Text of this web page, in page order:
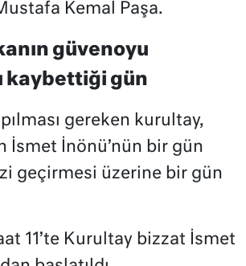
Kemal Paşa.
güvenoyu
kaybettiği gün
gereken kurultay,
İsmet İnönü’nün bir gün
geçirmesi üzerine bir gün
11’te Kurultay bizzat İsmet